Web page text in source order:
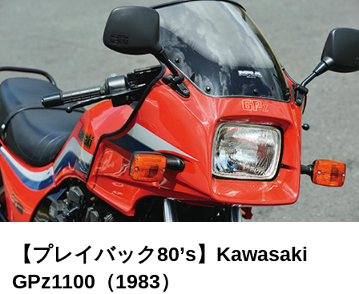
【プレイバック80’s】Kawasaki
GPz1100（1983）